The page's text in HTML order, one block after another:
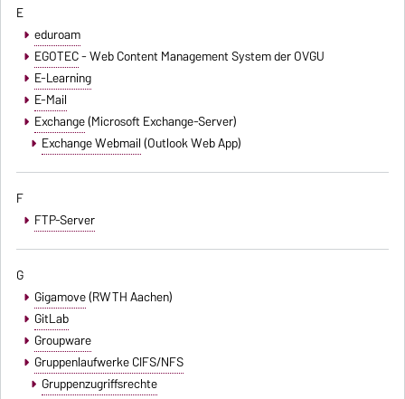
E
eduroam
EGOTEC- Web Content Management System der OVGU
E-Learning
E-Mail
Exchange(Microsoft Exchange-Server)
Exchange Webmail(Outlook Web App)
F
FTP-Server
G
Gigamove(RWTH Aachen)
GitLab
Groupware
Gruppenlaufwerke CIFS/NFS
Gruppenzugriffsrechte